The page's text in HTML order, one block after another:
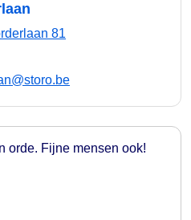
81
orde. Fijne mensen ook!